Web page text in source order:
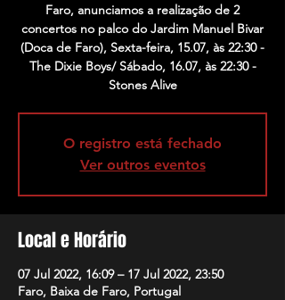
Faro, anunciamos a realização de 2
concertos no palco do Jardim Manuel Bivar
(Doca de Faro), Sexta-feira, 15.07, às 22:30 -
The Dixie Boys/ Sábado, 16.07, às 22:30 -
Stones Alive
O registro está fechado
Ver outros eventos
Local e Horário
07 Jul 2022, 16:09 – 17 Jul 2022, 23:50
Faro, Baixa de Faro, Portugal